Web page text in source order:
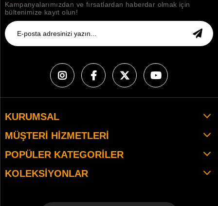
Kampanyalarımızdan ve fırsatlardan haberdar olmak için
bültenimize kayıt olun!
KURUMSAL
MÜŞTERI HIZMETLERI
POPÜLER KATEGORILER
KOLEKSIYONLAR